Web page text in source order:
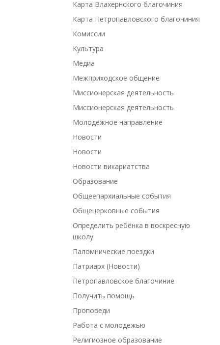
Карта Влахернского благочиния
Карта Петропавловского благочиния
Комиссии
Культура
Медиа
Межприходское общение
Миссионерская деятельность
Миссионерская деятельность
Молодёжное направление
Новости
Новости
Новости викариатства
Образование
Общеепархиальные события
Общецерковные события
Определить ребёнка в воскресную
школу
Паломнические поездки
Патриарх (Новости)
Петропавловское благочиние
Получить помощь
Проповеди
Работа с молодежью
Религиозное образование